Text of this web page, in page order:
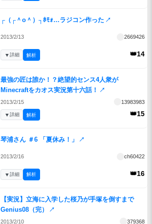
┌（┌＾o＾）┐ﾎﾓｫ…ラジコン作った ↗
2013/2/13 2669426
👑14
▼詳細 解析
最強の匠は誰か！？絶望的センス4人衆が
Minecraftをカオス実況第十六話！
↗
2013/2/15 13983983
👑15
▼詳細 解析
琴浦さん ＃6 「夏休み！」 ↗
2013/2/16 ch60422
👑16
▼詳細 解析
【実況】立海に入学した桜乃が手塚を倒すまで
Genius08（完）
↗
2013/2/10 379368